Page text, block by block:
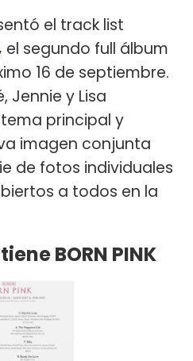
el track list
el segundo full álbum
16 de septiembre.
Jennie y Lisa
principal y
imagen conjunta
de fotos individuales
a todos en la
BORN PINK